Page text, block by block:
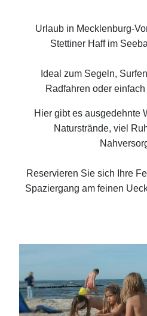
Urlaub in Mecklenburg-
Stettiner Haff im
Ideal zum Segeln,
Radfahren oder
Hier gibt es ausgedehnte
Naturstrände, viel
Reservieren Sie sich Ihre
Spaziergang am feinen